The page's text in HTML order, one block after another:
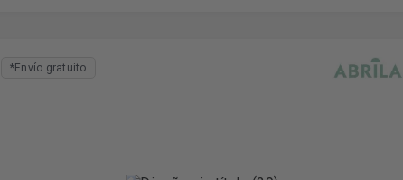
*Envío gratuito